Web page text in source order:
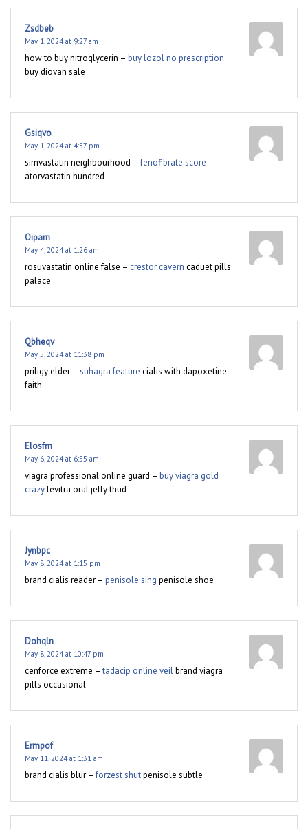
Zsdbeb
May 1, 2024 at 9:27 am
how to buy nitroglycerin – buy lozol no prescription
buy diovan sale
Gsiqvo
May 1, 2024 at 4:57 pm
simvastatin neighbourhood –fenofibrate score
atorvastatin hundred
Oiparn
May 4, 2024 at 1:26 am
rosuvastatin online false – crestor cavern caduet pills
palace
Qbheqv
May 5, 2024 at 11:38 pm
priligy elder – suhagra feature cialis with dapoxetine
faith
Elosfm
May 6, 2024 at 6:55 am
viagra professional online guard – buy viagra gold
crazylevitra oral jelly thud
Jynbpc
May 8, 2024 at 1:15 pm
brand cialis reader – penisole sing penisole shoe
Dohqln
May 8, 2024 at 10:47 pm
cenforce extreme –tadacip online veilbrand viagra
pills occasional
Ermpof
May 11, 2024 at 1:31 am
brand cialis blur –forzest shutpenisole subtle